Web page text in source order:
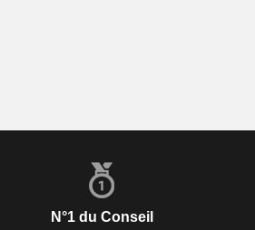
N°1 du Conseil